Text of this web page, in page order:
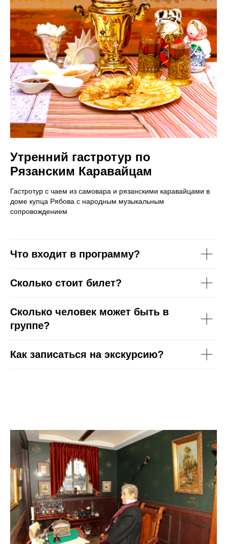
Утренний гастротур по
Рязанским Каравайцам
Гастротур с чаем из самовара и рязанскими каравайцами в
доме купца Рябова с народным музыкальным
сопровождением
Что входит в программу?
Сколько стоит билет?
Сколько человек может быть в
группе?
Как записаться на экскурсию?